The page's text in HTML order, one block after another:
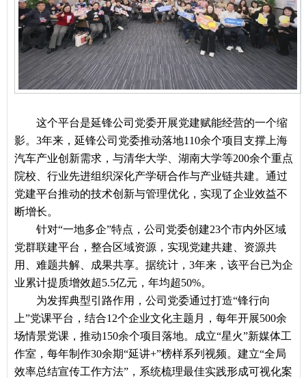
这个平台是延锋公司党委开展党建赋能经营的一个缩
影。 3年来，延锋公司党委推动落地110余个项目支撑上海
汽车产业创新需求，与清华大学、湖南大学等200余个重点
院校、行业先进组织深化产学研合作与产业链共建。通过
党建平台推动的技术创新与管理优化，实现了企业效益不
断增长。
针对“一地多企”特点，公司党委创建23个市内外区域
党群联建平台，整合区域资源，实现党建共建、资源共
用、难题共解、成果共享。据统计，3年来，该平台已为企
业累计提质增效超5.5亿元，年均超50%。
为发挥典型引路作用，公司党委通过打造“锋行向
上”党课平台，结合12个企业文化主题月，每年开展500余
场情景党课，推动150余个项目落地。成立“星火”新媒体工
作室，每年制作30余期“延讲+”榜样系列视频。建立“全局
效率总结宣传工作方法”，系统梳理最佳实践形成可视化案